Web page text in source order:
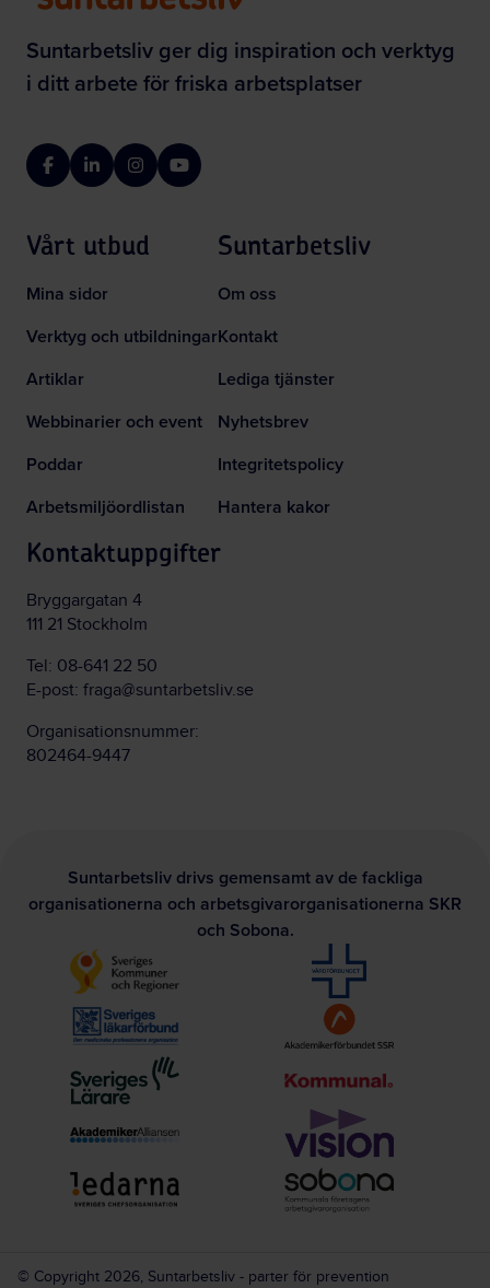
Suntarbetsliv ger dig inspiration och verktyg
i ditt arbete för friska arbetsplatser
FacebookLinkedInInstagramYouTube
Vårt utbud
Mina sidor
Verktyg och utbildningar
Artiklar
Webbinarier och event
Poddar
Arbetsmiljöordlistan
Suntarbetsliv
Om oss
Kontakt
Lediga tjänster
Nyhetsbrev
Integritetspolicy
Hantera kakor
Kontaktuppgifter
Bryggargatan 4
111 21 Stockholm
Tel: 08-641 22 50
E-post: fraga@suntarbetsliv.se
Organisationsnummer:
802464-9447
Suntarbetsliv drivs gemensamt av de fackliga
organisationerna och arbetsgivarorganisationerna SKR
och Sobona.
© Copyright 2026, Suntarbetsliv - parter för prevention